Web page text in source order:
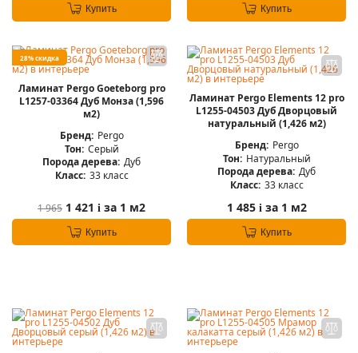
Купить Купить
28% скидка
Ламинат Pergo Goeteborg pro
L1257-03364 Дуб Монза (1,596
м2)
Бренд: Pergo
Тон: Серый
Порода дерева: Дуб
Класс: 33 класс
1 965 1 421 i за 1 м2
Купить
Ламинат Pergo Elements 12 pro
L1255-04503 Дуб Дворцовый
натуральный (1,426 м2)
Бренд: Pergo
Тон: Натуральный
Порода дерева: Дуб
Класс: 33 класс
1 485 iза 1 м2
Купить